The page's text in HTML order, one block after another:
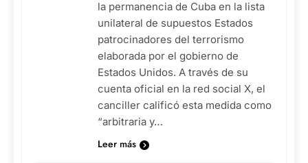
la permanencia de Cuba en la lista
unilateral de supuestos Estados
patrocinadores del terrorismo
elaborada por el gobierno de
Estados Unidos. A través de su
cuenta oficial en la red social X, el
canciller calificó esta medida como
“arbitraria y…
Leer más